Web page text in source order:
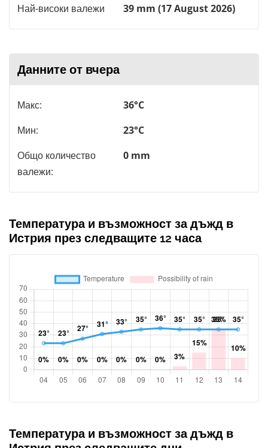
Най-високи валежи
39 mm (17 August 2026)
Данните от вчера
Макс:
36°C
Мин:
23°C
Общо количество
валежи:
0 mm
Температура и възможност за дъжд в
Истрия през следващите 12 часа
Температура и възможност за дъжд в